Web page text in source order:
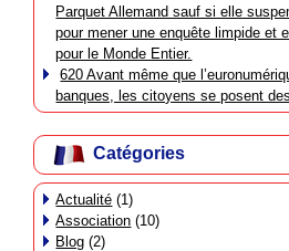
Parquet Allemand sauf si elle
pour mener une enquête limpide et
pour le Monde Entier.
620 Avant même que
banques, les citoyens se posent
Catégories
Actualité (1)
Association (10)
Blog (2)